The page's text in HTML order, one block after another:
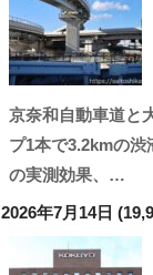
京奈和自動車道と
プ1本で3.2kmの
の実測効果、…
2026年7月14日